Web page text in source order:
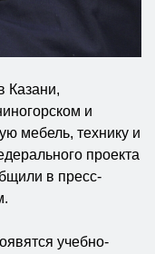
Казани,
и
мебель, технику и
проекта
в пресс-
учебно-